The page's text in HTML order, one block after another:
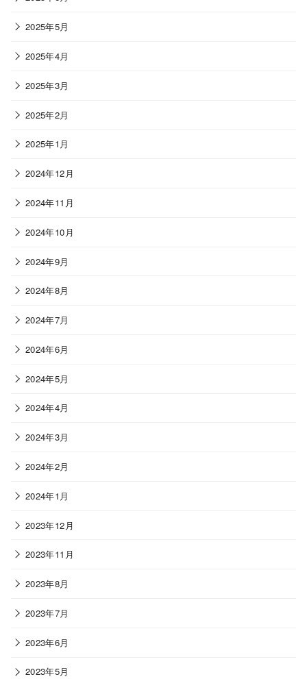
2025年5月
2025年4月
2025年3月
2025年2月
2025年1月
2024年12月
2024年11月
2024年10月
2024年9月
2024年8月
2024年7月
2024年6月
2024年5月
2024年4月
2024年3月
2024年2月
2024年1月
2023年12月
2023年11月
2023年8月
2023年7月
2023年6月
2023年5月